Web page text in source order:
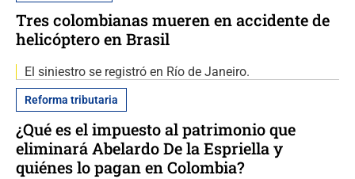
Tres colombianas mueren en accidente de
helicóptero en Brasil
El siniestro se registró en Río de Janeiro.
Reforma tributaria
¿Qué es el impuesto al patrimonio que
eliminará Abelardo De la Espriella y
quiénes lo pagan en Colombia?